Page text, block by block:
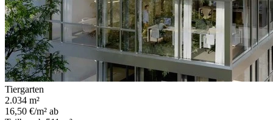
Tiergarten
2.034 m²
16,50 €/m² ab